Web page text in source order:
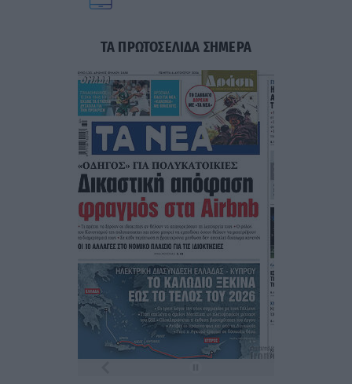
ΤΑ ΠΡΩΤΟΣΕΛΙΔΑ ΣΗΜΕΡΑ